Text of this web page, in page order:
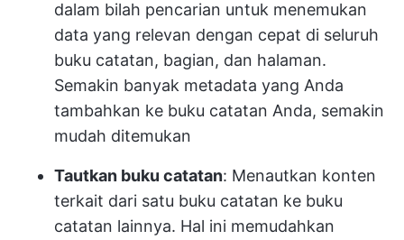
dalam bilah pencarian untuk menemukan
data yang relevan dengan cepat di seluruh
buku catatan, bagian, dan halaman.
Semakin banyak metadata yang Anda
tambahkan ke buku catatan Anda, semakin
mudah ditemukan
Tautkan buku catatan: Menautkan konten
terkait dari satu buku catatan ke buku
catatan lainnya. Hal ini memudahkan